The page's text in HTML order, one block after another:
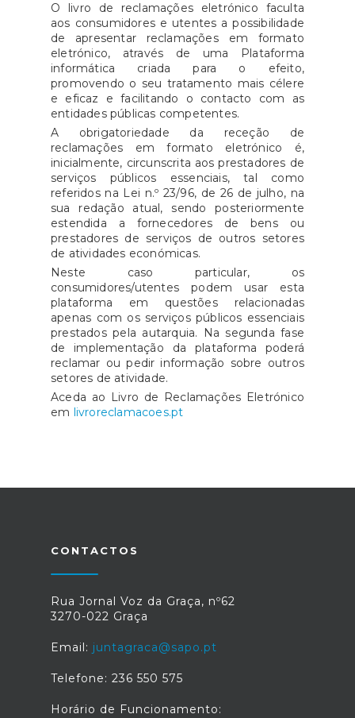
O livro de reclamações eletrónico faculta
aos consumidores e utentes a possibilidade
de apresentar reclamações em formato
eletrónico, através de uma Plataforma
informática criada para o efeito,
promovendo o seu tratamento mais célere
e eficaz e facilitando o contacto com as
entidades públicas competentes.
A obrigatoriedade da receção de
reclamações em formato eletrónico é,
inicialmente, circunscrita aos prestadores de
serviços públicos essenciais, tal como
referidos na Lei n.º 23/96, de 26 de julho, na
sua redação atual, sendo posteriormente
estendida a fornecedores de bens ou
prestadores de serviços de outros setores
de atividades económicas.
Neste caso particular, os
consumidores/utentes podem usar esta
plataforma em questões relacionadas
apenas com os serviços públicos essenciais
prestados pela autarquia. Na segunda fase
de implementação da plataforma poderá
reclamar ou pedir informação sobre outros
setores de atividade.
Aceda ao Livro de Reclamações Eletrónico
em livroreclamacoes.pt
CONTACTOS
Rua Jornal Voz da Graça, nº62
3270-022 Graça
Email: juntagraca@sapo.pt
Telefone: 236 550 575
Horário de Funcionamento: